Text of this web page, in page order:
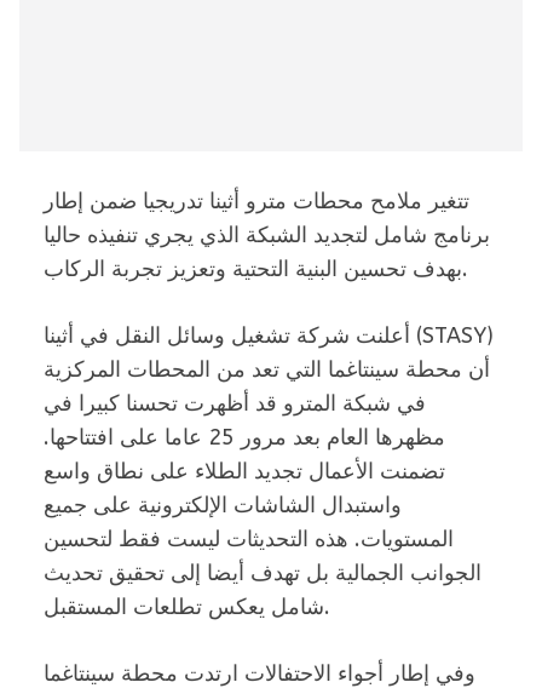
تتغير ملامح محطات مترو أثينا تدريجيا ضمن إطار
برنامج شامل لتجديد الشبكة الذي يجري تنفيذه حاليا
بهدف تحسين البنية التحتية وتعزيز تجربة الركاب.
أعلنت شركة تشغيل وسائل النقل في أثينا (STASY)
أن محطة سينتاغما التي تعد من المحطات المركزية
في شبكة المترو قد أظهرت تحسنا كبيرا في
مظهرها العام بعد مرور 25 عاما على افتتاحها.
تضمنت الأعمال تجديد الطلاء على نطاق واسع
واستبدال الشاشات الإلكترونية على جميع
المستويات. هذه التحديثات ليست فقط لتحسين
الجوانب الجمالية بل تهدف أيضا إلى تحقيق تحديث
شامل يعكس تطلعات المستقبل.
وفي إطار أجواء الاحتفالات ارتدت محطة سينتاغما